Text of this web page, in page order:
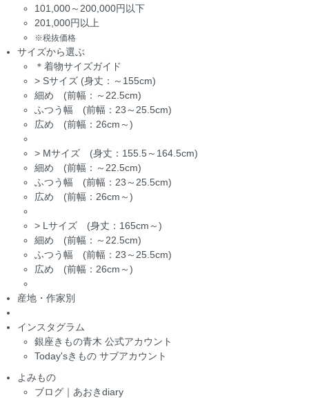
101,000～200,000円以下
201,000円以上
※税抜価格
サイズから選ぶ
＊着物サイズガイド
> Sサイズ (身丈：～155cm)
細め (前幅：～22.5cm)
ふつう幅 (前幅：23～25.5cm)
広め (前幅：26cm～)
> Mサイズ (身丈：155.5～164.5cm)
細め (前幅：～22.5cm)
ふつう幅 (前幅：23～25.5cm)
広め (前幅：26cm～)
> Lサイズ (身丈：165cm～)
細め (前幅：～22.5cm)
ふつう幅 (前幅：23～25.5cm)
広め (前幅：26cm～)
産地・作家別
インスタグラム
銀座きもの青木 公式アカウント
Today'sきもの サブアカウント
よみもの
ブログ｜あおきdiary